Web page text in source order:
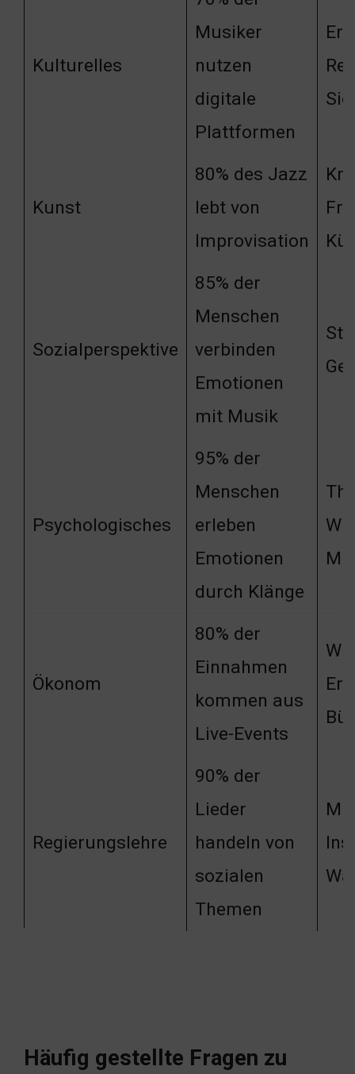
Kulturelles
Musiker
nutzen
digitale
Plattformen
Kunst
80% des Jazz
lebt von
Improvisation
Sozialperspektive
85% der
Menschen
verbinden
Emotionen
mit Musik
Psychologisches
95% der
Menschen
erleben
Emotionen
durch Klänge
Ökonom
80% der
Einnahmen
kommen aus
Live-Events
Regierungslehre
90% der
Lieder
handeln von
sozialen
Themen
Häufig gestellte Fragen zu